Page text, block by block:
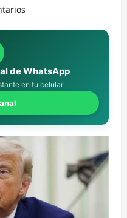
de WhatsApp
en tu celular